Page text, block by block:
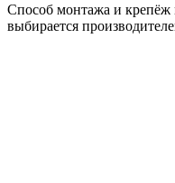
Способ монтажа и крепёж
выбирается